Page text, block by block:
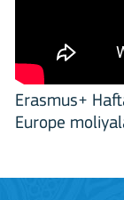
Erasmus+
Europe